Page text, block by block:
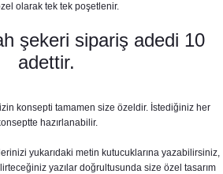
Panosu
olarak tek tek poşetlenir.
şekeri sipariş adedi 10
adettir.
konsepti tamamen size özeldir. İstediğiniz her
hazırlanabilir.
yukarıdaki metin kutucuklarına yazabilirsiniz,
yazılar doğrultusunda size özel tasarım